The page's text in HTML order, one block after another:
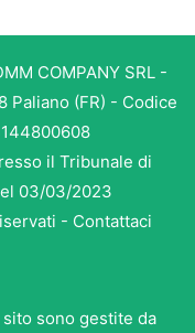
COMPANY SRL -
Paliano (FR) - Codice
il Tribunale di
03/03/2023
- Contattaci
sono gestite da